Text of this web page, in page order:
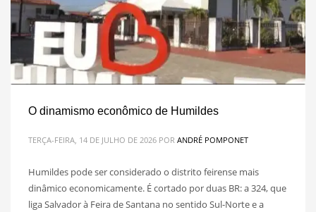
O dinamismo econômico de Humildes
TERÇA-FEIRA, 14 DE JULHO DE 2026 POR ANDRÉ POMPONET
Humildes pode ser considerado o distrito feirense mais
dinâmico economicamente. É cortado por duas BR: a 324, que
liga Salvador à Feira de Santana no sentido Sul-Norte e a